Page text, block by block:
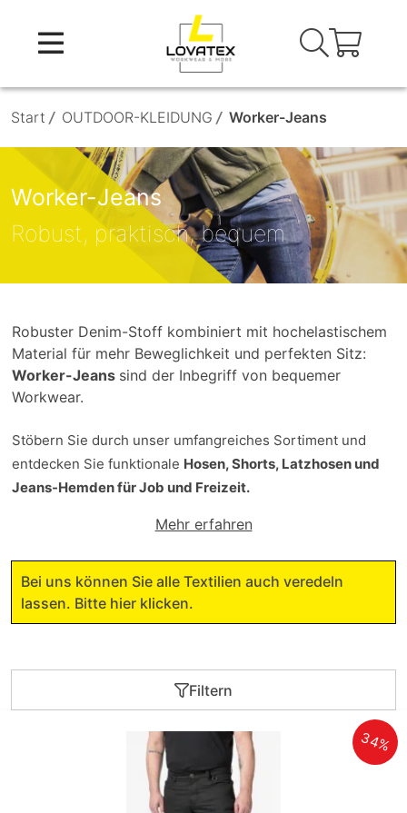
content
Start / OUTDOOR-KLEIDUNG / Worker-Jeans
Worker-Jeans
Robust, praktisch, bequem
Robuster Denim-Stoff kombiniert mit hochelastischem
Material für mehr Beweglichkeit und perfekten Sitz:
Worker-Jeans sind der Inbegriff von bequemer
Workwear.
Stöbern Sie durch unser umfangreiches Sortiment und
entdecken Sie funktionale Hosen, Shorts, Latzhosen und
Jeans-Hemden für Job und Freizeit.
Workwear
Funktional mit vielen Taschen
Auch für Hobby und Freizeit geeignet
Profitieren Sie von derMarkenqualität namhafter
wie Brams Paris, FHB® und KÜBLER und
bestellen Sie Worker-Jeans jetzt online bei uns im Shop!
Sie möchten mehr über Worker-Jeans erfahren? Dann
weiter.
Mehr erfahren
Bei uns können Sie alle Textilien auch veredeln
lassen. Bitte hier klicken.
Filtern
34%